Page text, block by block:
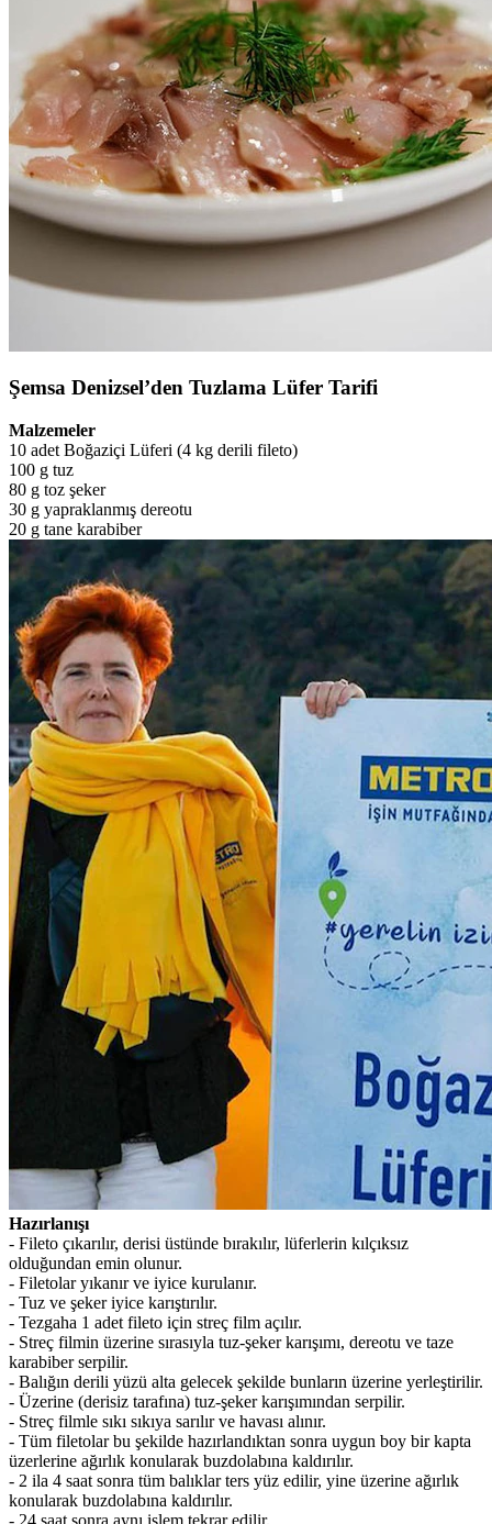
Şemsa Denizsel’den Tuzlama Lüfer Tarifi
Malzemeler
10 adet Boğaziçi Lüferi (4 kg derili fileto)
100 g tuz
80 g toz şeker
30 g yapraklanmış dereotu
20 g tane karabiber
Hazırlanışı
- Fileto çıkarılır, derisi üstünde bırakılır, lüferlerin kılçıksız
olduğundan emin olunur.
- Filetolar yıkanır ve iyice kurulanır.
- Tuz ve şeker iyice karıştırılır.
- Tezgaha 1 adet fileto için streç film açılır.
- Streç filmin üzerine sırasıyla tuz-şeker karışımı, dereotu ve taze
karabiber serpilir.
- Balığın derili yüzü alta gelecek şekilde bunların üzerine yerleştirilir.
- Üzerine (derisiz tarafına) tuz-şeker karışımından serpilir.
- Streç filmle sıkı sıkıya sarılır ve havası alınır.
- Tüm filetolar bu şekilde hazırlandıktan sonra uygun boy bir kapta
üzerlerine ağırlık konularak buzdolabına kaldırılır.
- 2 ila 4 saat sonra tüm balıklar ters yüz edilir, yine üzerine ağırlık
konularak buzdolabına kaldırılır.